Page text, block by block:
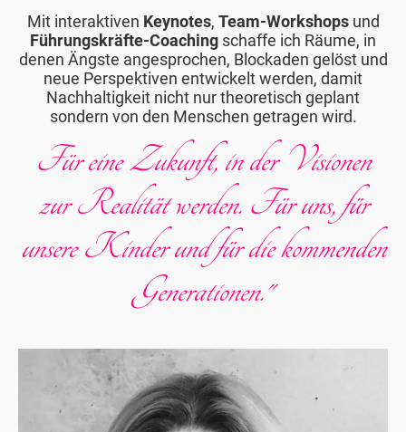
Mit interaktiven Keynotes, Team-Workshopsund
Führungskräfte-Coaching schaffe ich Räume, in
denen Ängste angesprochen, Blockaden gelöst und
neue Perspektiven entwickelt werden, damit
Nachhaltigkeit nicht nur theoretisch geplant
sondern von den Menschen getragen wird.
Für eine Zukunft, in der Visionen
zur Realität werden. Für uns, für
unsere Kinder und für die kommenden
Generationen."